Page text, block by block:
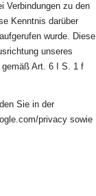
Verbindungen zu den
Kenntnis darüber
wurde. Diese
unseres
Art. 6 I S. 1 f
Sie in der
privacy sowie